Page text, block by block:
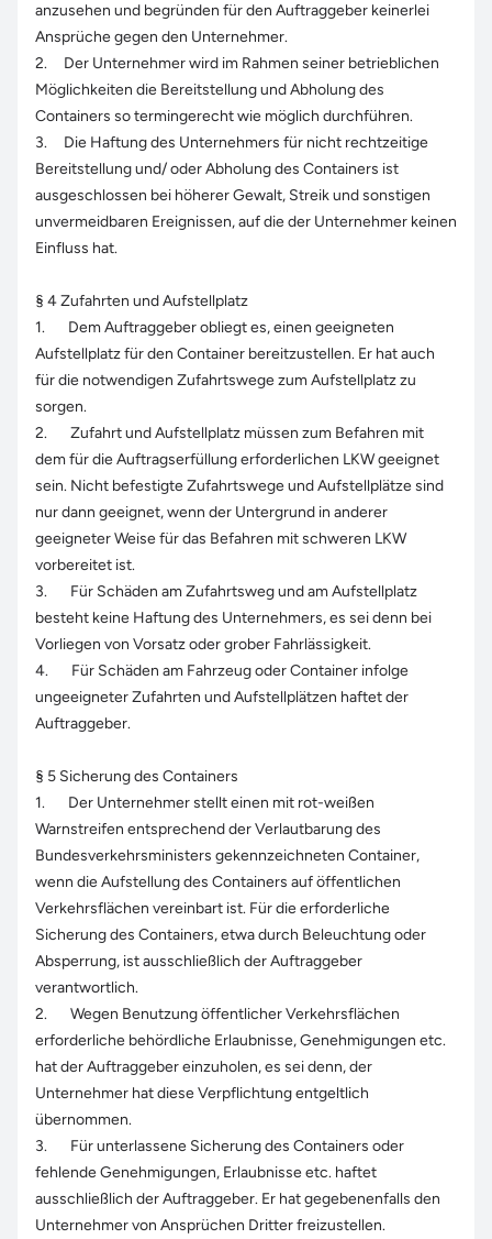
anzusehen und begründen für den Auftraggeber keinerlei
Ansprüche gegen den Unternehmer.
2. Der Unternehmer wird im Rahmen seiner betrieblichen
Möglichkeiten die Bereitstellung und Abholung des
Containers so termingerecht wie möglich durchführen.
3. Die Haftung des Unternehmers für nicht rechtzeitige
Bereitstellung und/ oder Abholung des Containers ist
ausgeschlossen bei höherer Gewalt, Streik und sonstigen
unvermeidbaren Ereignissen, auf die der Unternehmer keinen
Einfluss hat.
§ 4 Zufahrten und Aufstellplatz
1. Dem Auftraggeber obliegt es, einen geeigneten
Aufstellplatz für den Container bereitzustellen. Er hat auch
für die notwendigen Zufahrtswege zum Aufstellplatz zu
sorgen.
2. Zufahrt und Aufstellplatz müssen zum Befahren mit
dem für die Auftragserfüllung erforderlichen LKW geeignet
sein. Nicht befestigte Zufahrtswege und Aufstellplätze sind
nur dann geeignet, wenn der Untergrund in anderer
geeigneter Weise für das Befahren mit schweren LKW
vorbereitet ist.
3. Für Schäden am Zufahrtsweg und am Aufstellplatz
besteht keine Haftung des Unternehmers, es sei denn bei
Vorliegen von Vorsatz oder grober Fahrlässigkeit.
4. Für Schäden am Fahrzeug oder Container infolge
ungeeigneter Zufahrten und Aufstellplätzen haftet der
Auftraggeber.
§ 5 Sicherung des Containers
1. Der Unternehmer stellt einen mit rot-weißen
Warnstreifen entsprechend der Verlautbarung des
Bundesverkehrsministers gekennzeichneten Container,
wenn die Aufstellung des Containers auf öffentlichen
Verkehrsflächen vereinbart ist. Für die erforderliche
Sicherung des Containers, etwa durch Beleuchtung oder
Absperrung, ist ausschließlich der Auftraggeber
verantwortlich.
2. Wegen Benutzung öffentlicher Verkehrsflächen
erforderliche behördliche Erlaubnisse, Genehmigungen etc.
hat der Auftraggeber einzuholen, es sei denn, der
Unternehmer hat diese Verpflichtung entgeltlich
übernommen.
3. Für unterlassene Sicherung des Containers oder
fehlende Genehmigungen, Erlaubnisse etc. haftet
ausschließlich der Auftraggeber. Er hat gegebenenfalls den
Unternehmer von Ansprüchen Dritter freizustellen.